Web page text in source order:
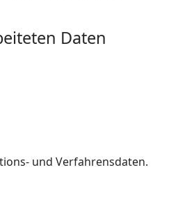
Daten
und Verfahrensdaten.